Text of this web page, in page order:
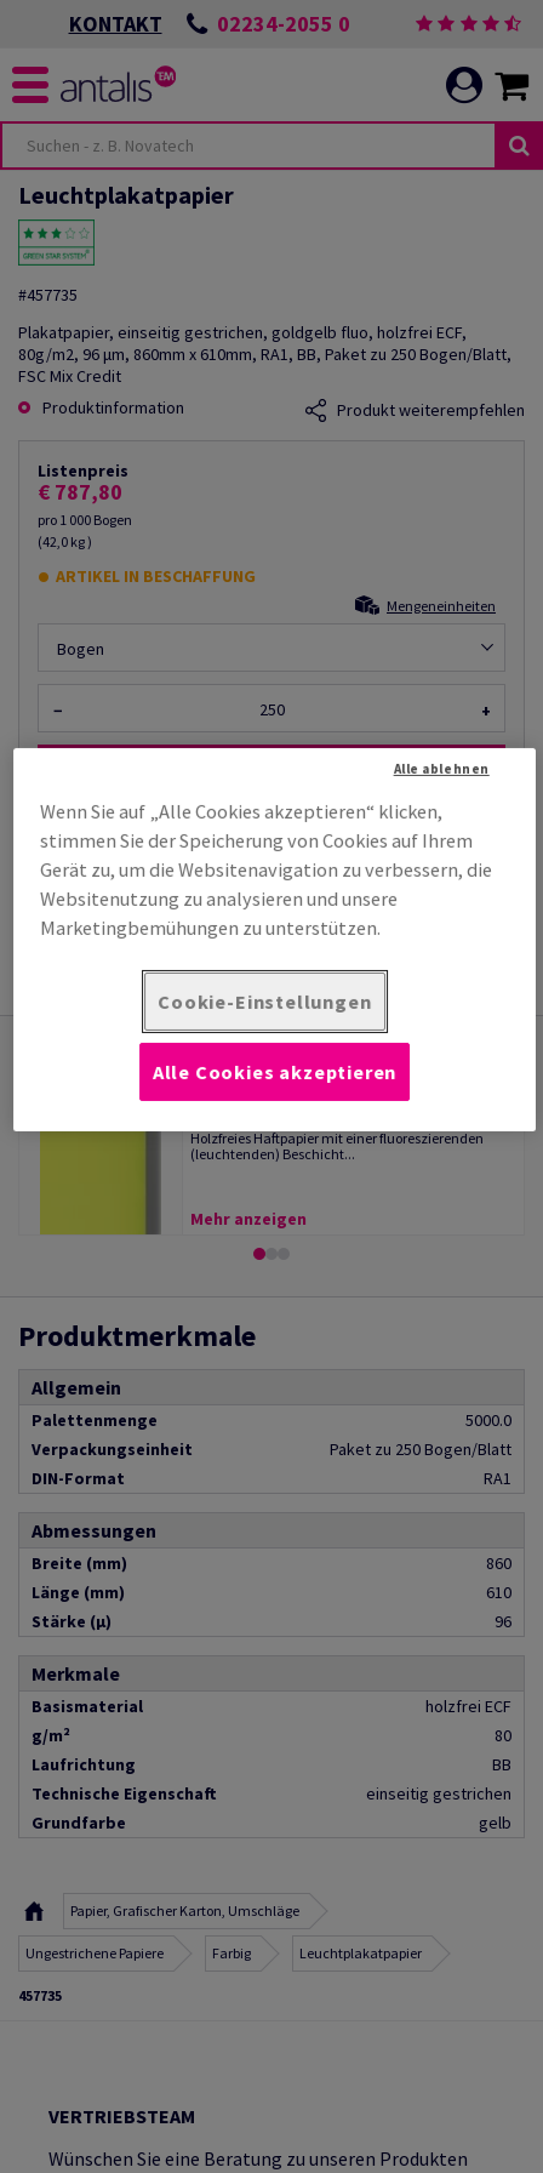
KONTAKT 02234-2055 0
Leuchtplakatpapier
#457735
Plakatpapier, einseitig gestrichen, goldgelb fluo, holzfrei ECF,
80g/m2, 96 µm, 860mm x 610mm, RA1, BB, Paket zu 250 Bogen/Blatt,
FSC Mix Credit
Produktinformation
Produkt weiterempfehlen
Listenpreis
€ 787,80
pro 1 000 Bogen
(42,0 kg )
ARTIKEL IN BESCHAFFUNG
Mengeneinheiten
Bogen
− +
Muster bestellen
PRODUKTINFORMATION TECHNISCHES
DATENBLATT
Das könnte Sie auch interessieren
Raflatac Fluor
Holzfreies Haftpapier mit einer fluoreszierenden
(leuchtenden) Beschicht...
Mehr anzeigen
Produktmerkmale
Allgemein
Palettenmenge
5000.0
Verpackungseinheit
Paket zu 250 Bogen/Blatt
DIN-Format
RA1
Abmessungen
Breite (mm)
860
Länge (mm)
610
Stärke (µ)
96
Merkmale
Basismaterial
holzfrei ECF
g/m²
80
Laufrichtung
BB
Technische Eigenschaft
einseitig gestrichen
Grundfarbe
gelb
Papier, Grafischer Karton, Umschläge
Ungestrichene Papiere Farbig Leuchtplakatpapier
457735
VERTRIEBSTEAM
Wünschen Sie eine Beratung zu unseren Produkten
Wenn Sie auf „Alle Cookies akzeptieren“ klicken,
stimmen Sie der Speicherung von Cookies auf Ihrem
Gerät zu, um die Websitenavigation zu verbessern, die
Websitenutzung zu analysieren und unsere
Marketingbemühungen zu unterstützen.
Cookie-Einstellungen
Alle ablehnen
Alle Cookies akzeptieren